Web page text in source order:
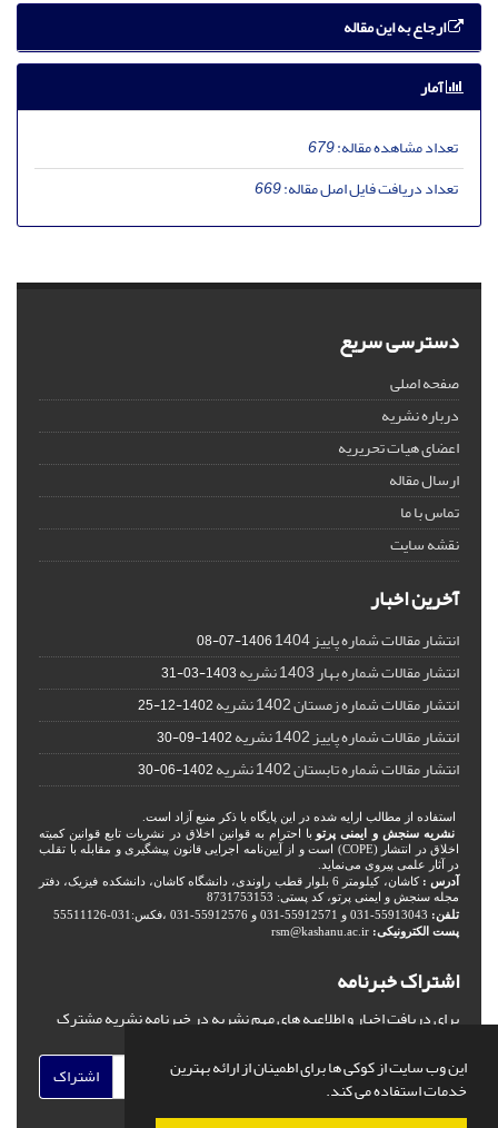
این وب سایت از کوکی ها برای اطمینان از ارائه بهترین
خدمات استفاده می کند.
ارجاع به این مقاله
آمار
تعداد مشاهده مقاله:679
تعداد دریافت فایل اصل مقاله:669
دسترسی سریع
صفحه اصلی
درباره نشریه
اعضای هیات تحریریه
ارسال مقاله
تماس با ما
نقشه سایت
آخرین اخبار
انتشار مقالات شماره پاییز 1404 1406-07-08
انتشار مقالات شماره بهار 1403 نشریه 1403-03-31
انتشار مقالات شماره زمستان 1402 نشریه 1402-12-25
انتشار مقالات شماره پاییز 1402 نشریه 1402-09-30
انتشار مقالات شماره تابستان 1402 نشریه 1402-06-30
استفاده از مطالب ارایه شده در این پایگاه با ذکر منبع آزاد است.
نشریه سنجش و ایمنی پرتو با احترام به قوانین اخلاق در نشریات تابع قوانین کمیته
اخلاق در انتشار (COPE) است و از آیین‌نامه اجرایی قانون پیشگیری و مقابله با تقلب
در آثار علمی پیروی می‌نماید.
آدرس :
کاشان، کیلومتر 6 بلوار قطب راوندی، دانشگاه کاشان، دانشکده فیزیک، دفتر
مجله سنجش و ایمنی پرتو، کد پستی: 8731753153
تلفن:
پست الکترونیکی: rsm@kashanu.ac.ir
اشتراک خبرنامه
برای دریافت اخبار و اطلاعیه های مهم نشریه در خبرنامه نشریه مشترک
اشتراک